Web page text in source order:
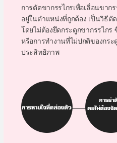
การตัดขากรรไกรเพื่อเลื่อนขาก
อยู่ในตำแหน่งที่ถูกต้อง เป็นวิธีตั
โดยไม่ต้องยึดกระดูกขากรรไก
หรือการทำงานที่ไม่ปกติของกระ
ประสิทธิภาพ